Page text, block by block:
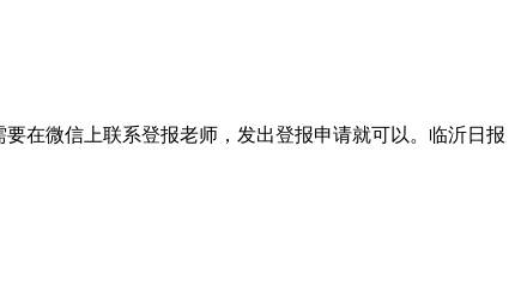
在微信上联系登报老师，发出登报申请就可以。临沂日报